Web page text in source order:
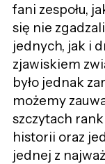
fani zespołu,
się nie
jednych, jak i
zjawiskiem
było jednak
możemy
szczytach
historii oraz
jednej z